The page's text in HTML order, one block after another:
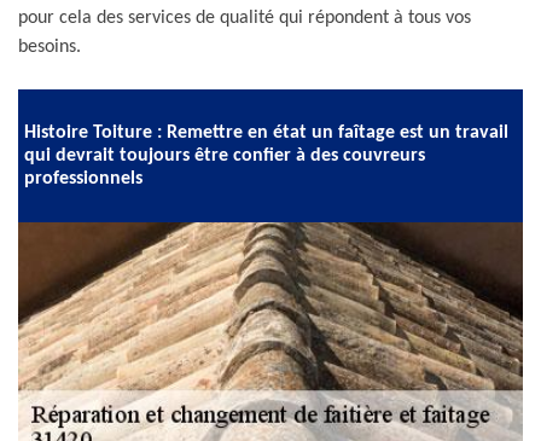
pour cela des services de qualité qui répondent à tous vos
besoins.
Histoire Toiture : Remettre en état un faîtage est un travail
qui devrait toujours être confier à des couvreurs
professionnels